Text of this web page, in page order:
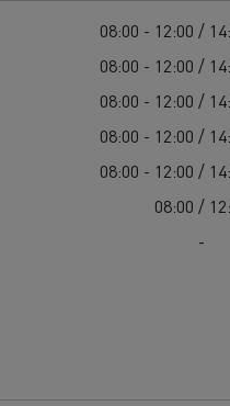
08:00 - 12:00 /
08:00 - 12:00 /
08:00 - 12:00 /
08:00 - 12:00 /
08:00 - 12:00 /
08:00 /
-